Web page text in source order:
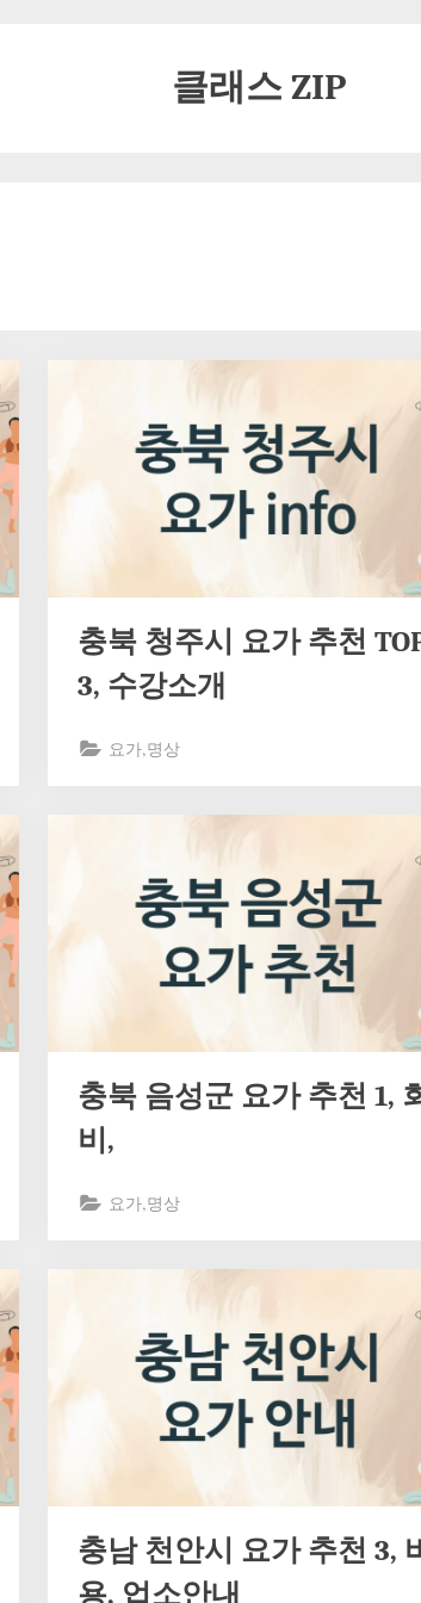
클래스 ZIP
충북 청주시 요가 추천
3, 수강소개
요가,명상
충북 음성군 요가 추천 1,
비,
요가,명상
충남 천안시 요가 추천 3, 비
용, 업소안내